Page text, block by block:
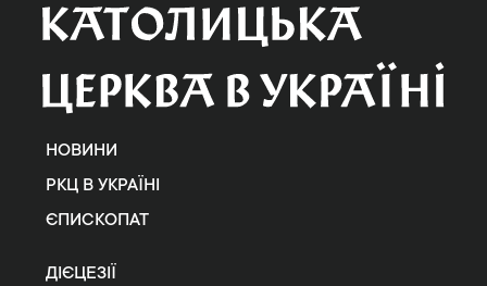
НОВИНИ
РКЦ В УКРАЇНІ
ЄПИСКОПАТ
ДІЄЦЕЗІЇ